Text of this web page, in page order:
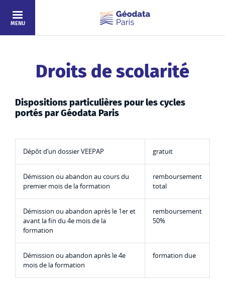
Aller au contenu principal
MENU
Droits de scolarité
Dispositions particulières pour les cycles
portés par Géodata Paris
Dépôt d’un dossier VEEPAP gratuit
Démission ou abandon au cours du
premier mois de la formation
remboursement
total
Démission ou abandon après le 1er et
avant la fin du 4e mois de la
formation
remboursement
50%
Démission ou abandon après le 4e
mois de la formation
formation due